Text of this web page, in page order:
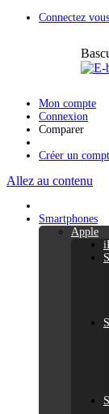
Connectez vous
Mon compte
Connexion
Comparer
Créer un
Allez au contenu
Smartphones
Apple